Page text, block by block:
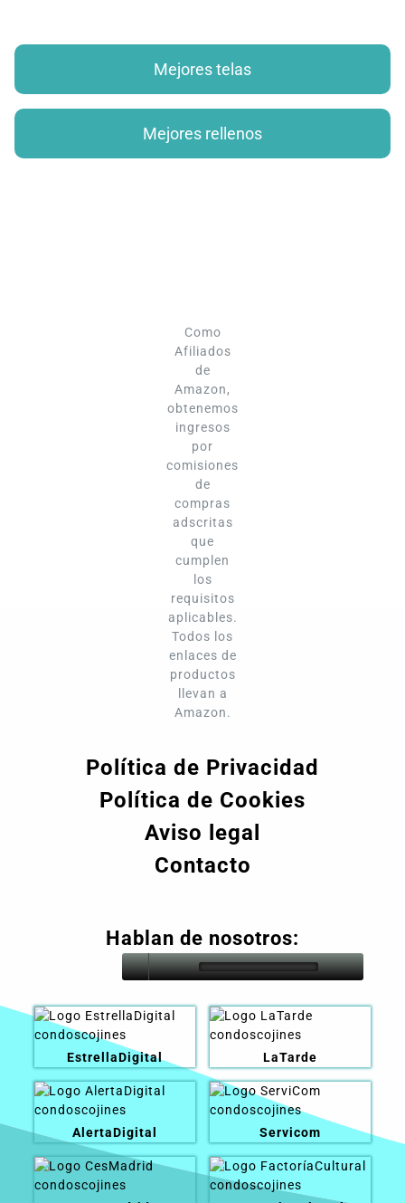
Mejores telas
Mejores rellenos
Como
Afiliados
de
Amazon,
obtenemos
ingresos
por
comisiones
de
compras
adscritas
que
cumplen
los
requisitos
aplicables.
Todos los
enlaces de
productos
llevan a
Amazon.
Política de Privacidad
Política de Cookies
Aviso legal
Contacto
Hablan de nosotros:
EstrellaDigital LaTarde
AlertaDigital Servicom